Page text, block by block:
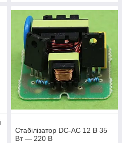
Стабілізатор DC-AC 12 В 35
Вт — 220 В